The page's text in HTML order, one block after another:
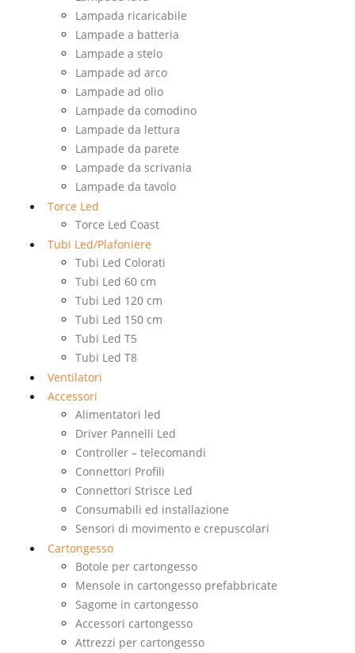
Lampada ricaricabile
Lampade a batteria
Lampade a stelo
Lampade ad arco
Lampade ad olio
Lampade da comodino
Lampade da lettura
Lampade da parete
Lampade da scrivania
Lampade da tavolo
Torce Led
Torce Led Coast
Tubi Led/Plafoniere
Tubi Led Colorati
Tubi Led 60 cm
Tubi Led 120 cm
Tubi Led 150 cm
Tubi Led T5
Tubi Led T8
Ventilatori
Accessori
Alimentatori led
Driver Pannelli Led
Controller – telecomandi
Connettori Profili
Connettori Strisce Led
Consumabili ed installazione
Sensori di movimento e crepuscolari
Cartongesso
Botole per cartongesso
Mensole in cartongesso prefabbricate
Sagome in cartongesso
Accessori cartongesso
Attrezzi per cartongesso